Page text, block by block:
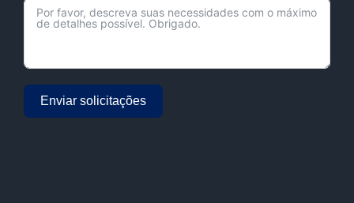
Enviar solicitações